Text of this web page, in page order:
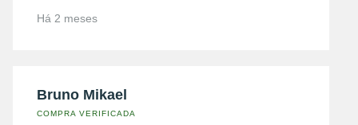
Há 2 meses
Bruno Mikael
COMPRA VERIFICADA